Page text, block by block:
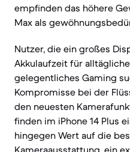
empfinden das höhere
Max als
Nutzer, die ein großes
Akkulaufzeit für
gelegentliches Gaming
Kompromisse bei der
den neuesten
finden im iPhone 14 Plus
hingegen Wert auf die
Kameraausstattung, ein